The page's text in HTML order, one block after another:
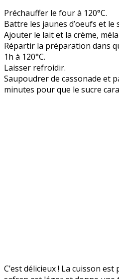
Préchauffer le four à 120°C.
Battre les jaunes d’oeufs et le
Ajouter le lait et la crème,
Répartir la préparation dans
1h à 120°C.
Laisser refroidir.
Saupoudrer de cassonade et
minutes pour que le sucre
C’est délicieux ! La cuisson